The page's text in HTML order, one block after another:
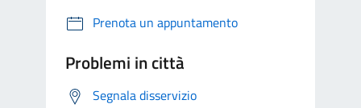
Prenota un appuntamento
Problemi in città
Segnala disservizio